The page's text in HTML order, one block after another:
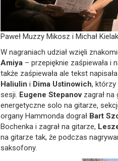
Paweł Muzzy Mikosz i Michał Kielak
W nagraniach udział wzięli
Amiya – przepięknie zaśpiewała i
także zaśpiewała ale tekst
Haliulin i Dima Ustinowich, którzy
sesji. Eugene Stepanovzagrał na
energetyczne solo na gitarze,
organy Hammonda dograł Bart
Bochenka i zagrał na gitarze,
na gitarze tak, że podczas
saksofony.